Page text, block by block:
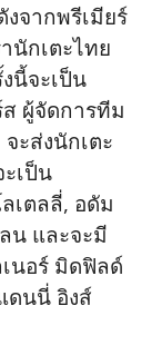
จากพรีเมียร์
นักเตะไทย
นี้จะเป็น
ผู้จัดการทีม
ะส่งนักเตะ
เป็น
เตลลี่, อดัม
น และจะมี
นอร์ มิดฟิลด์
ดนนี่ อิงส์